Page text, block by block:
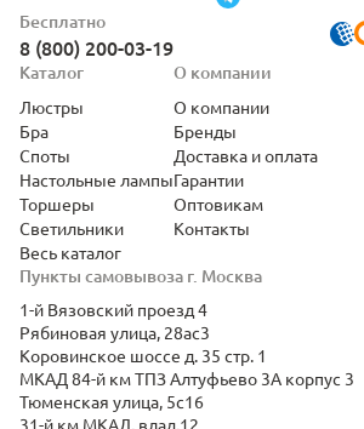
Бесплатно
8 (800) 200-03-19
Пункты самовывоза г. Москва
1-й Вязовский проезд 4
Рябиновая улица, 28ас3
Коровинское шоссе д. 35 стр. 1
МКАД 84-й км ТПЗ Алтуфьево 3А корпус 3
Тюменская улица, 5с16
31-й км МКАД, влад.12
Каталог
Люстры
Бра
Споты
Настольные лампы
Торшеры
Светильники
Весь каталог
О компании
О компании
Бренды
Доставка и оплата
Гарантии
Оптовикам
Контакты